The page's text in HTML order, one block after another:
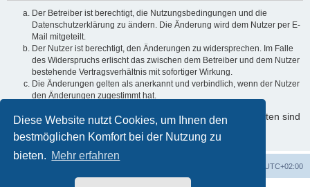
Diese Website nutzt Cookies, um Ihnen den
bestmöglichen Komfort bei der Nutzung zu
bieten. Mehr erfahren
Der Betreiber ist berechtigt, die Nutzungsbedingungen und die
Datenschutzerklärung zu ändern. Die Änderung wird dem Nutzer per E-
Mail mitgeteilt.
Der Nutzer ist berechtigt, den Änderungen zu widersprechen. Im Falle
des Widerspruchs erlischt das zwischen dem Betreiber und dem Nutzer
bestehende Vertragsverhältnis mit sofortiger Wirkung.
Die Änderungen gelten als anerkannt und verbindlich, wenn der Nutzer
den Änderungen zugestimmt hat.
Informationen über den Umgang mit Ihren persönlichen Daten sind
in der Datenschutzerklärung enthalten.
UTC+02:00